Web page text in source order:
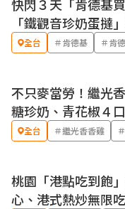
優惠
快閃３天「肯德基
「鐵觀音珍奶蛋撻
全台 ＃肯德基 ＃肯
優惠
不只麥當勞！繼光
糖珍奶、青花椒４
全台 ＃繼光香香雞
桃園「港點吃到飽
心、港式熱炒無限吃